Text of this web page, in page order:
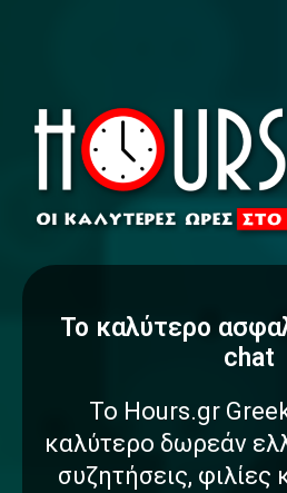
To καλύτερο ασφα
chat
Το Hours.gr
καλύτερο δωρεάν
συζητήσεις, φιλίες